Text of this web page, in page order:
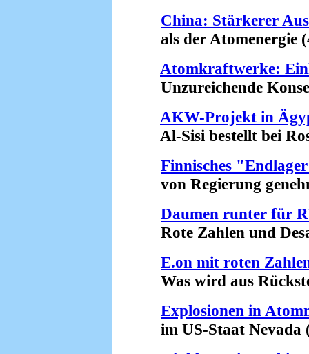
China: Stärkerer
als der Atomenergie
Atomkraftwerke:
Unzureichende
AKW-Projekt in
Al-Sisi bestellt bei
Finnisches
von Regierung
Daumen runter für
Rote Zahlen und
E.on mit roten
Was wird aus
Explosionen in
im US-Staat Nevada